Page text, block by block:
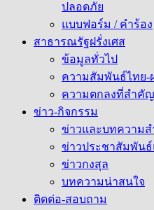
ปลอดภัย
แบบฟอร์ม / คำร้อง
สาธารณรัฐฝรั่งเศส
ข้อมูลทั่วไป
ความสัมพันธ์ไทย-
ความตกลงที่สำคั
ข่าว-กิจกรรม
ข่าวและบทความ
ข่าวประชาสัมพัน
ข่าวกงสุล
บทความน่าสนใจ
ติดต่อ-สอบถาม